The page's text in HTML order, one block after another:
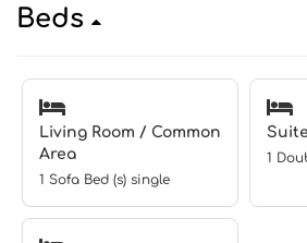
Beds
Living Room / Common
Area
1 Sofa Bed (s) single
Suite
1